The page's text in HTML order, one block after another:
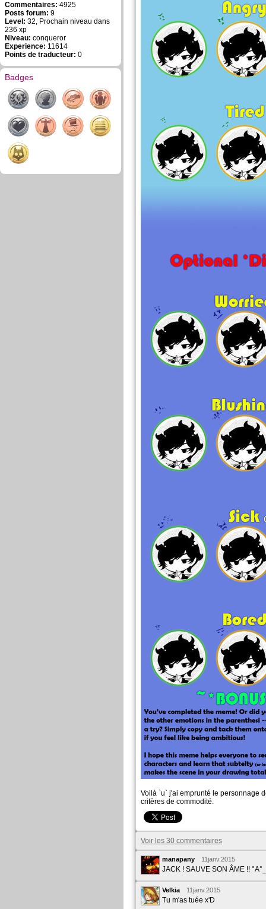
Commentaires: 4925
Posts forum: 9
Level: 32, Prochain niveau dans
236 xp
Niveau: conqueror
Experience: 11614
Points de traducteur: 0
Badges
Voilà `u` j'ai emprunté le personnage
critères de commodité.
Voir les 30 commentaires
manapany 11janv.2015
JACK ! SAUVE SON ÂME !! °A°_
Velkia 11janv.2015
Tu m'as tuée x'D